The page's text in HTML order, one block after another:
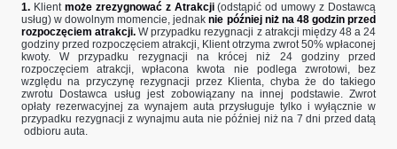
1. Klient może zrezygnować z Atrakcji(odstąpić od umowy z Dostawcą
usług) w dowolnym momencie, jednaknie później niż na 48 godzin przed
rozpoczęciem atrakcji. W przypadku rezygnacji z atrakcji między 48 a 24
godziny przed rozpoczęciem atrakcji, Klient otrzyma zwrot 50% wpłaconej
kwoty. W przypadku rezygnacji na krócej niż 24 godziny przed
rozpoczęciem atrakcji, wpłacona kwota nie podlega zwrotowi, bez
względu na przyczynę rezygnacji przez Klienta, chyba że do takiego
zwrotu Dostawca usług jest zobowiązany na innej podstawie. Zwrot
opłaty rezerwacyjnej za wynajem auta przysługuje tylko i wyłącznie w
przypadku rezygnacji z wynajmu auta nie później niż na 7 dni przed datą
odbioru auta.